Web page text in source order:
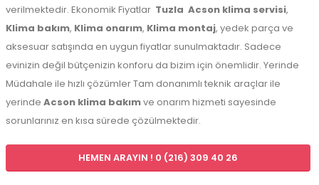
verilmektedir. Ekonomik Fiyatlar Tuzla Acson klima servisi,
Klima bakım, Klima onarım, Klima montaj, yedek parça ve
aksesuar satışında en uygun fiyatlar sunulmaktadır. Sadece
evinizin değil bütçenizin konforu da bizim için önemlidir. Yerinde
Müdahale ile hızlı çözümler Tam donanımlı teknik araçlar ile
yerinde Acson klima bakımve onarım hizmeti sayesinde
sorunlarınız en kısa sürede çözülmektedir.
HEMEN ARAYIN ! 0 (216) 309 40 26